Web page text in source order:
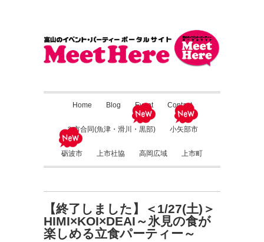
Home Blog Event Contact
３市合同(魚津・滑川・黒部) 小矢部市
砺波市 上市社協 高岡広域 上市町
【終了しました】＜1/27(土)＞
HIMI×KOI×DEAI～氷見の食が
楽しめる立食パーティー～